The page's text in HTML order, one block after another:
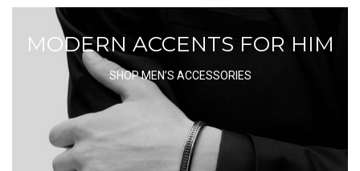
MODERN ACCENTS FOR HIM
SHOP MEN’S ACCESSORIES